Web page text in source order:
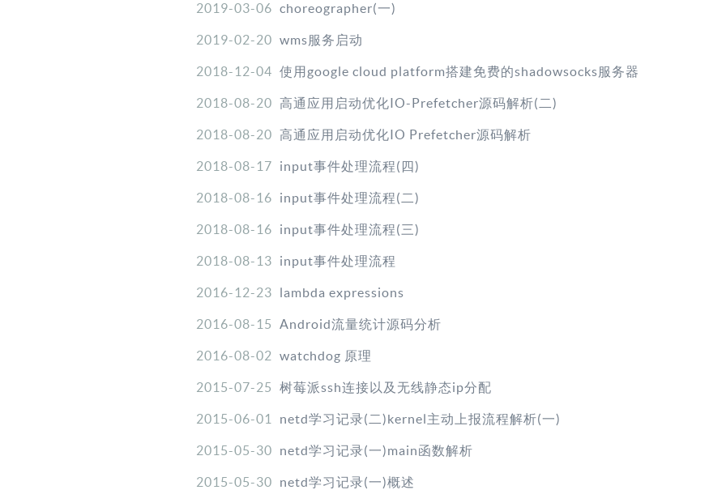
2019-03-06 choreographer(一)
2019-02-20 wms服务启动
2018-12-04 使用google cloud platform搭建免费的shadowsocks服务器
2018-08-20 高通应用启动优化IO-Prefetcher源码解析(二)
2018-08-20 高通应用启动优化IO Prefetcher源码解析
2018-08-17 input事件处理流程(四)
2018-08-16 input事件处理流程(二)
2018-08-16 input事件处理流程(三)
2018-08-13 input事件处理流程
2016-12-23 lambda expressions
2016-08-15 Android流量统计源码分析
2016-08-02 watchdog 原理
2015-07-25 树莓派ssh连接以及无线静态ip分配
2015-06-01 netd学习记录(二)kernel主动上报流程解析(一)
2015-05-30 netd学习记录(一)main函数解析
2015-05-30 netd学习记录(一)概述